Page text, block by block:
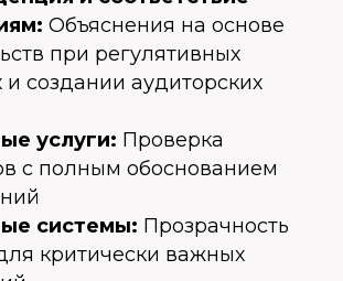
Объяснения на основе
при регулятивных
и создании аудиторских
услуги: Проверка
с полным обоснованием
системы: Прозрачность
критически важных